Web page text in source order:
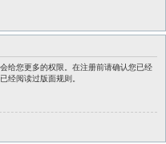
给您更多的权限。在注册前请确认您已经
经阅读过版面规则。